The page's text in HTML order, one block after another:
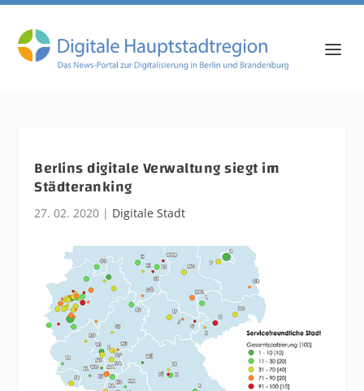
Berlins digitale Verwaltung siegt im
Städteranking
27. 02. 2020 | Digitale Stadt